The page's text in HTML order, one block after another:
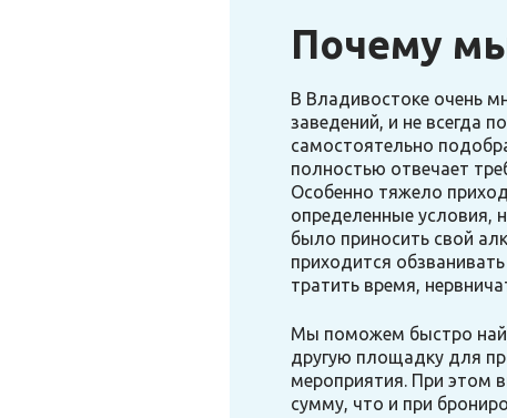
Почему
В Владивостоке очень
заведений, и не всегда
самостоятельно
полностью отвечает
Особенно тяжело
определенные условия,
было приносить свой
приходится
тратить время,
Мы поможем быстро
другую площадку для
мероприятия. При этом
сумму, что и при